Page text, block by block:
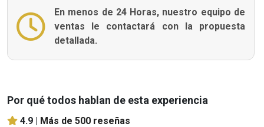
En menos de 24 Horas, nuestro equipo de
ventas le contactará con la propuesta
detallada.
Por qué todos hablan de esta experiencia
4.9 | Más de 500 reseñas